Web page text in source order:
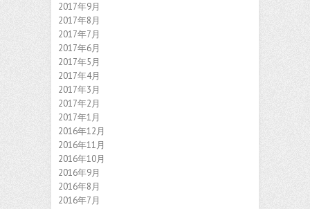
2017年9月
2017年8月
2017年7月
2017年6月
2017年5月
2017年4月
2017年3月
2017年2月
2017年1月
2016年12月
2016年11月
2016年10月
2016年9月
2016年8月
2016年7月